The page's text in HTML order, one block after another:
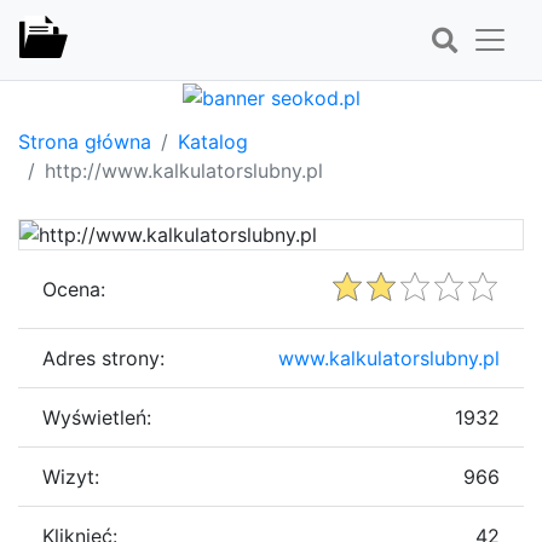
Strona główna
Katalog
http://www.kalkulatorslubny.pl
Ocena:
Adres strony: www.kalkulatorslubny.pl
Wyświetleń: 1932
Wizyt: 966
Kliknięć: 42